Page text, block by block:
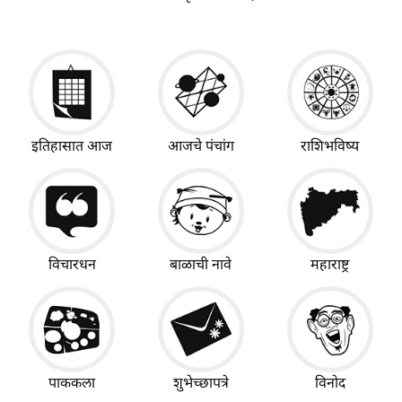
इतिहासात आज आजचे पंचांग राशिभविष्य
विचारधन बाळाची नावे महाराष्ट्र
पाककला शुभेच्छापत्रे विनोद